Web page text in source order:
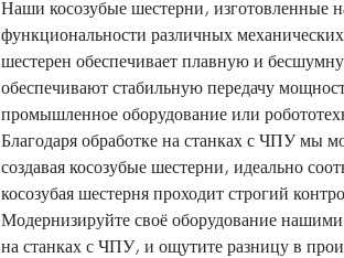
Наши косозубые шестерни, изготовленные
функциональности различных
шестерен обеспечивает плавную и
обеспечивают стабильную передачу
промышленное оборудование или
Благодаря обработке на станках с ЧПУ мы
создавая косозубые шестерни, идеально
косозубая шестерня проходит строгий
Модернизируйте своё оборудование
на станках с ЧПУ, и ощутите разницу в